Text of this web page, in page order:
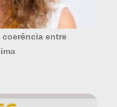
entre